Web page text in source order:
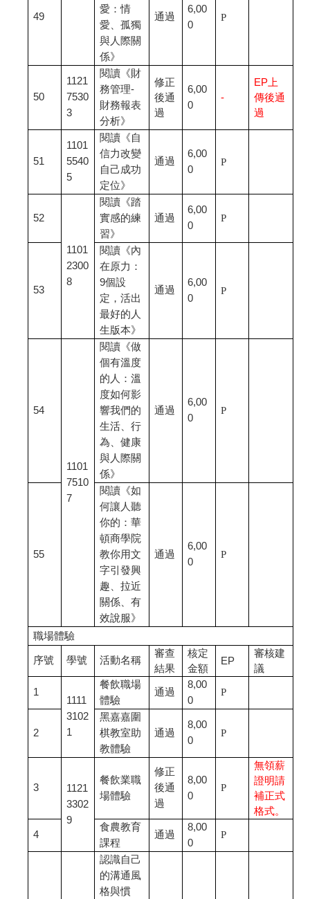
49
愛：情
愛、孤獨
與人際關
係》
通過
6,00
0
P
50
1121
7530
3
閱讀《財
務管理-
財務報表
分析》
修正
後通
過
6,00
0
-
EP 上
傳後通
過
51
1101
5540
5
閱讀《自
信力改變
自己成功
定位》
通過
6,00
0
P
52
1101
2300
8
閱讀《踏
實感的練
習》
通過
6,00
0
P
53
閱讀《內
在原力：
9個設
定，活出
最好的人
生版本》
通過
6,00
0
P
54
1101
7510
7
閱讀《做
個有溫度
的人：溫
度如何影
響我們的
生活、行
為、健康
與人際關
係》
通過
6,00
0
P
55
閱讀《如
何讓人聽
你的：華
頓商學院
教你用文
字引發興
趣、拉近
關係、有
效說服》
通過
6,00
0
P
職場體驗
序號 學號 活動名稱
審查
結果
核定
金額
EP
審核建
議
1
1111
3102
1
餐飲職場
體驗
通過
8,00
0
P
2
黑嘉嘉圍
棋教室助
教體驗
通過
8,00
0
P
3
1121
3302
9
餐飲業職
場體驗
修正
後通
過
8,00
0
P
無領薪
證明請
補正式
格式。
4
食農教育
課程
通過
8,00
0
P
認識自己
的溝通風
格與慣